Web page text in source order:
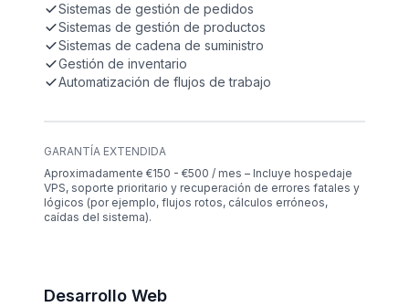
Sistemas de gestión de pedidos
Sistemas de gestión de productos
Sistemas de cadena de suministro
Gestión de inventario
Automatización de flujos de trabajo
GARANTÍA EXTENDIDA
Aproximadamente €150 - €500 / mes – Incluye hospedaje
VPS, soporte prioritario y recuperación de errores fatales y
lógicos (por ejemplo, flujos rotos, cálculos erróneos,
caídas del sistema).
Desarrollo Web